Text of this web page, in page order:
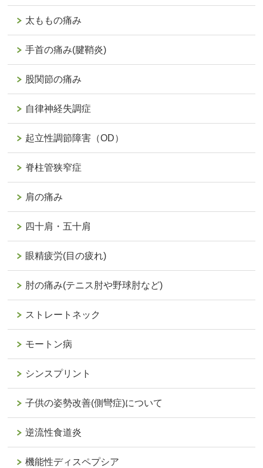
太ももの痛み
手首の痛み(腱鞘炎)
股関節の痛み
自律神経失調症
起立性調節障害（OD）
脊柱管狭窄症
肩の痛み
四十肩・五十肩
眼精疲労(目の疲れ)
肘の痛み(テニス肘や野球肘など)
ストレートネック
モートン病
シンスプリント
子供の姿勢改善(側彎症)について
逆流性食道炎
機能性ディスペプシア